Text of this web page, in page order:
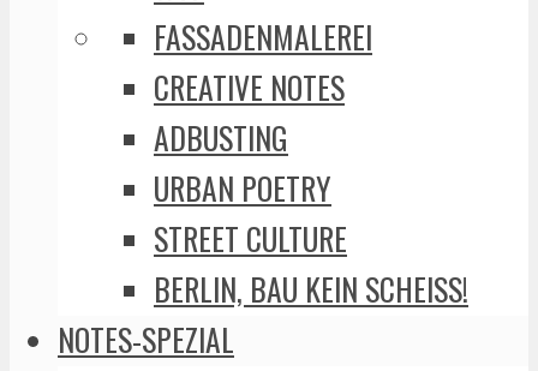
FASSADENMALEREI
CREATIVE NOTES
ADBUSTING
URBAN POETRY
STREET CULTURE
BERLIN, BAU KEIN SCHEISS!
NOTES-SPEZIAL